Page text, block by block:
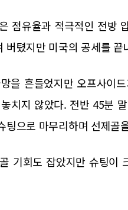
점유율과 적극적인 전방
버텼지만 미국의 공세를 끝
을 흔들었지만 오프사이
치지 않았다. 전반 45분
팅으로 마무리하며 선제골
기회도 잡았지만 슈팅이